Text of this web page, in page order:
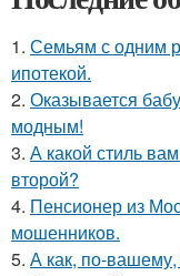
1. Семьям с одним
ипотекой.
2. Оказывается
модным!
3. А какой стиль
второй?
4. Пенсионер из
мошенников.
5. А как, по-